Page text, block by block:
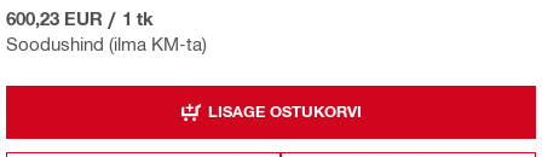
Soodushind (ilma KM-ta)
600,23 EUR / 1 tk
LISAGE OSTUKORVI